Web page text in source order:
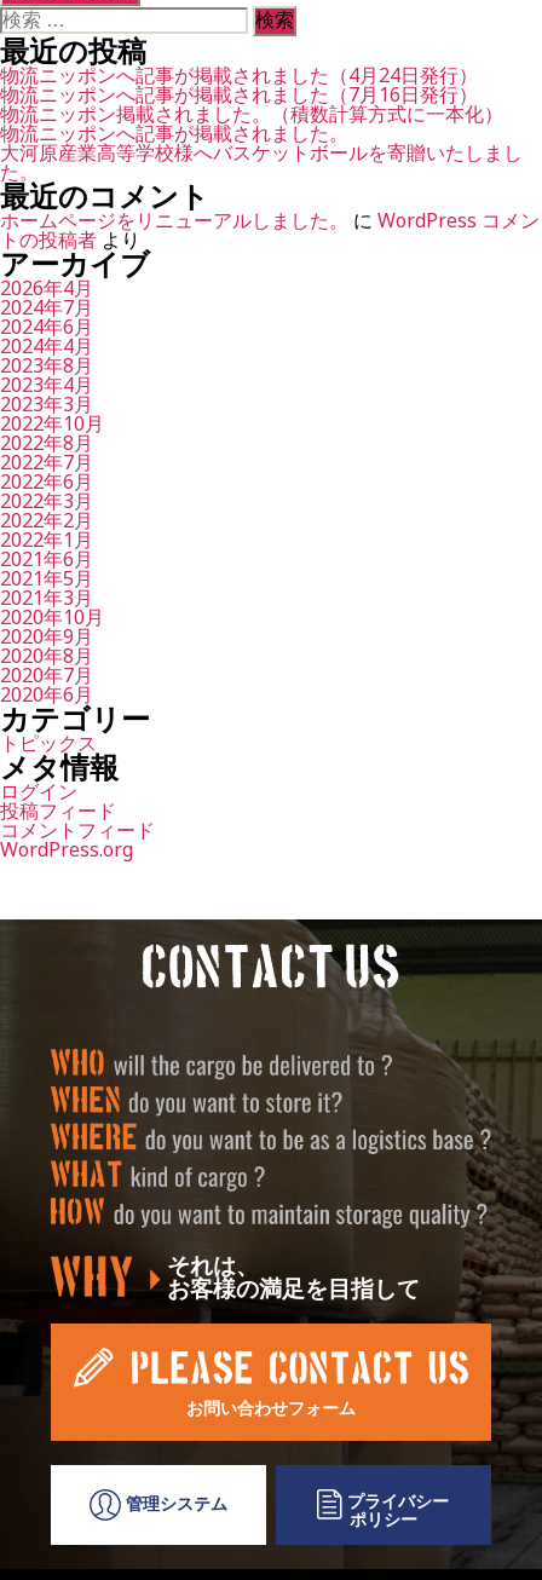
検
索
対
象:
最近の投稿
物流ニッポンへ記事が掲載されました（4月24日発行）
物流ニッポンへ記事が掲載されました（7月16日発行）
物流ニッポン掲載されました。（積数計算方式に一本化）
物流ニッポンへ記事が掲載されました。
大河原産業高等学校様へバスケットボールを寄贈いたしまし
た。
最近のコメント
ホームページをリニューアルしました。 に WordPress コメン
トの投稿者 より
アーカイブ
2026年4月
2024年7月
2024年6月
2024年4月
2023年8月
2023年4月
2023年3月
2022年10月
2022年8月
2022年7月
2022年6月
2022年3月
2022年2月
2022年1月
2021年6月
2021年5月
2021年3月
2020年10月
2020年9月
2020年8月
2020年7月
2020年6月
カテゴリー
トピックス
メタ情報
ログイン
投稿フィード
コメントフィード
WordPress.org
それは、
お客様の満足を目指して
お問い合わせフォーム
管理システム プライバシー
ポリシー